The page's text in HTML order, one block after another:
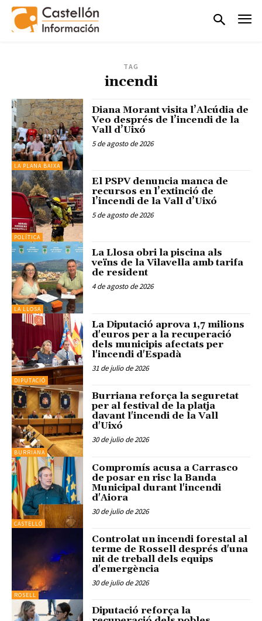
TAG
incendi
LA PLANA BAIXA
Diana Morant visita l’Alcúdia de
Veo després de l’incendi de la
Vall d’Uixó
5 de agosto de 2026
POLÍTICA
El PSPV denuncia manca de
recursos en l’extinció de
l’incendi de la Vall d’Uixó
5 de agosto de 2026
LA LLOSA
La Llosa obri la piscina als
veïns de la Vilavella amb tarifa
de resident
4 de agosto de 2026
DIPUTACIÓ
La Diputació aprova 1,7 milions
d'euros per a la recuperació
dels municipis afectats per
l'incendi d'Espadà
31 de julio de 2026
BURRIANA
Burriana reforça la seguretat
per al festival de la platja
davant l'incendi de la Vall
d'Uixó
30 de julio de 2026
CASTELLÓ
Compromís acusa a Carrasco
de posar en risc la Banda
Municipal durant l'incendi
d'Aiora
30 de julio de 2026
ROSELL
Controlat un incendi forestal al
terme de Rossell després d'una
nit de treball dels equips
d'emergència
30 de julio de 2026
Diputació reforça la